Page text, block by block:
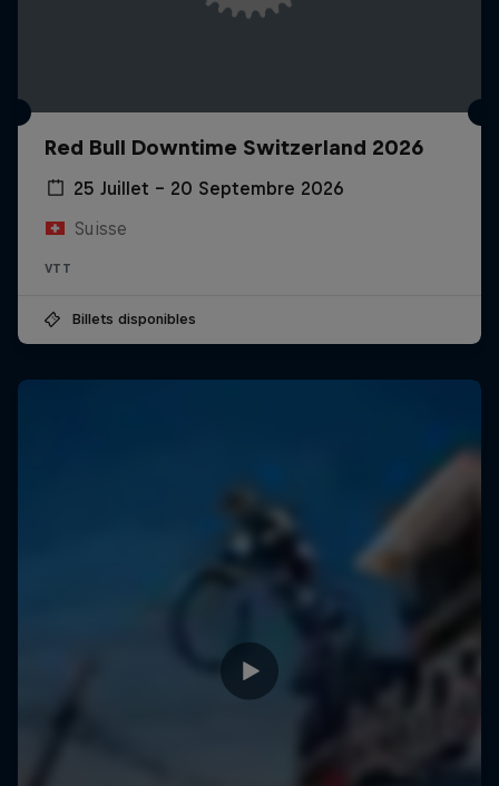
Red Bull Downtime Switzerland 2026
25 Juillet – 20 Septembre 2026
Suisse
VTT
Billets disponibles